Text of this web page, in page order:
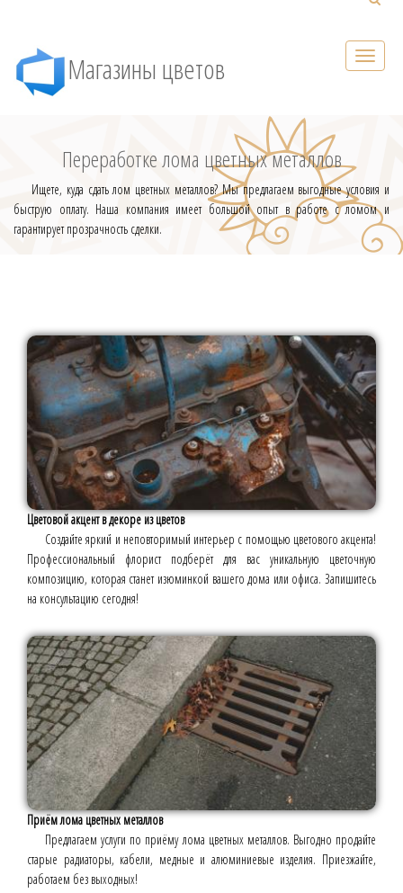
Магазины цветов
Переработке лома цветных металлов
Ищете, куда сдать лом цветных металлов? Мы предлагаем выгодные условия и
быструю оплату. Наша компания имеет большой опыт в работе с ломом и
гарантирует прозрачность сделки.
Цветовой акцент в декоре из цветов
Создайте яркий и неповторимый интерьер с помощью цветового акцента!
Профессиональный флорист подберёт для вас уникальную цветочную
композицию, которая станет изюминкой вашего дома или офиса. Запишитесь
на консультацию сегодня!
Приём лома цветных металлов
Предлагаем услуги по приёму лома цветных металлов. Выгодно продайте
старые радиаторы, кабели, медные и алюминиевые изделия. Приезжайте,
работаем без выходных!